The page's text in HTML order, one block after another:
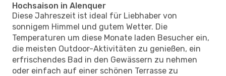
Hochsaison in Alenquer
Diese Jahreszeit ist ideal für Liebhaber von
sonnigem Himmel und gutem Wetter. Die
Temperaturen um diese Monate laden Besucher ein,
die meisten Outdoor-Aktivitäten zu genießen, ein
erfrischendes Bad in den Gewässern zu nehmen
oder einfach auf einer schönen Terrasse zu